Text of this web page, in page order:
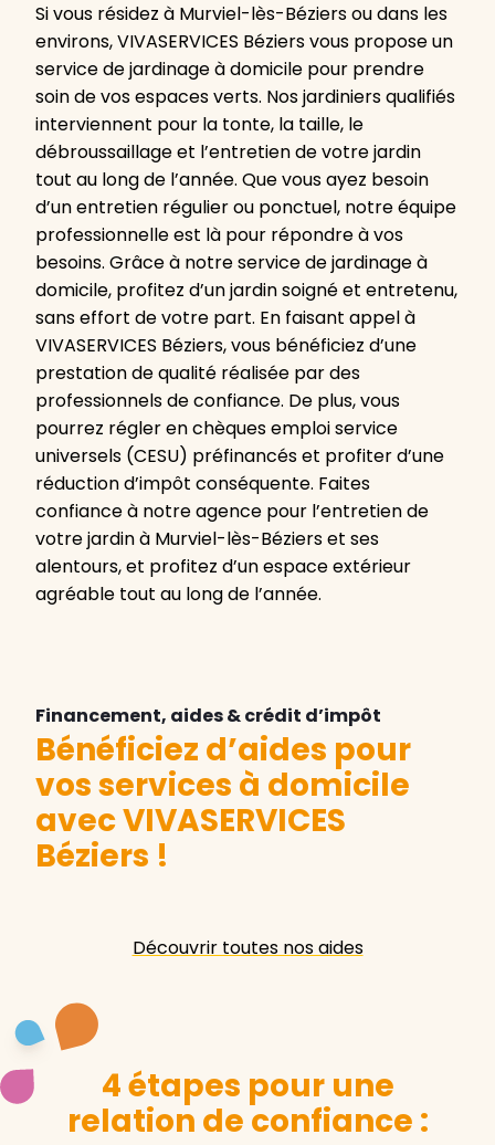
Si vous résidez à Murviel-lès-Béziers ou dans les
environs, VIVASERVICES Béziers vous propose un
service de jardinage à domicile pour prendre
soin de vos espaces verts. Nos jardiniers qualifiés
interviennent pour la tonte, la taille, le
débroussaillage et l’entretien de votre jardin
tout au long de l’année. Que vous ayez besoin
d’un entretien régulier ou ponctuel, notre équipe
professionnelle est là pour répondre à vos
besoins. Grâce à notre service de jardinage à
domicile, profitez d’un jardin soigné et entretenu,
sans effort de votre part. En faisant appel à
VIVASERVICES Béziers, vous bénéficiez d’une
prestation de qualité réalisée par des
professionnels de confiance. De plus, vous
pourrez régler en chèques emploi service
universels (CESU) préfinancés et profiter d’une
réduction d’impôt conséquente. Faites
confiance à notre agence pour l’entretien de
votre jardin à Murviel-lès-Béziers et ses
alentours, et profitez d’un espace extérieur
agréable tout au long de l’année.
Financement, aides & crédit d’impôt
Bénéficiez d’aides pour
vos services à domicile
avec VIVASERVICES
Béziers !
Découvrir toutes nos aides
4 étapes pour une
relation de confiance :